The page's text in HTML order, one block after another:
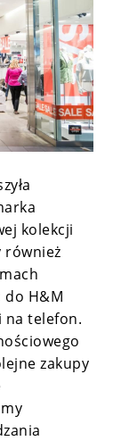
kolekcji
również
do H&M
na telefon.
zakupy